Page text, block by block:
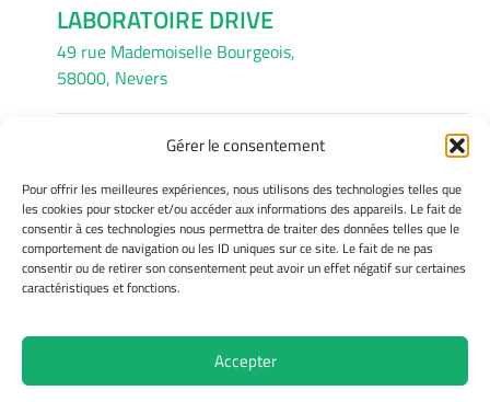
Gérer le consentement
Pour offrir les meilleures expériences, nous utilisons des technologies telles que
les cookies pour stocker et/ou accéder aux informations des appareils. Le fait de
consentir à ces technologies nous permettra de traiter des données telles que le
comportement de navigation ou les ID uniques sur ce site. Le fait de ne pas
consentir ou de retirer son consentement peut avoir un effet négatif sur certaines
caractéristiques et fonctions.
Accepter
LABORATOIRE DRIVE
49 rue Mademoiselle Bourgeois,
58000, Nevers
INFORMATIONS LÉGALES
Mentions légales
Gérer mes cookies
Avertissement
Politique de cookies
Site Officiel - Drive @ 2026